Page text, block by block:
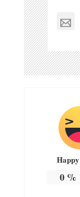
Happy
0%